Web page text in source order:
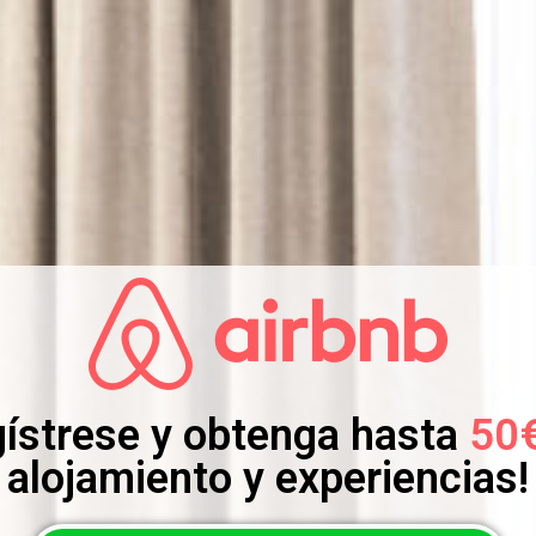
y obtenga hasta
alojamiento y experiencias!